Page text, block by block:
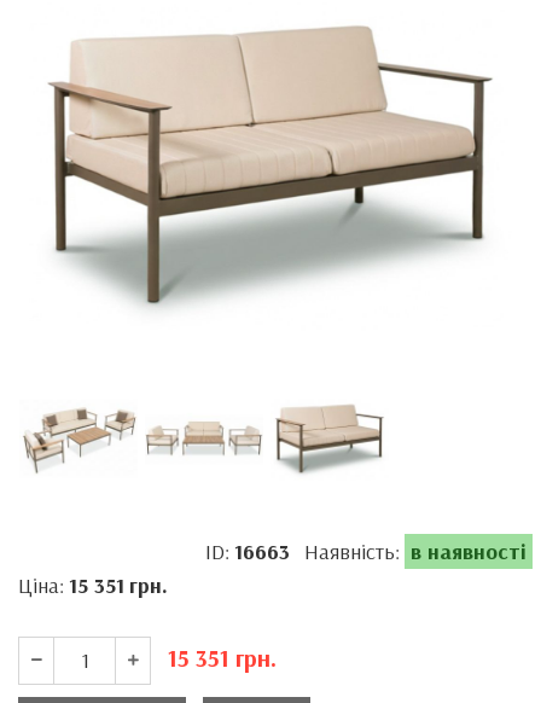
ID: 16663 Наявність: в наявності
Ціна: 15 351 грн.
15 351 грн.